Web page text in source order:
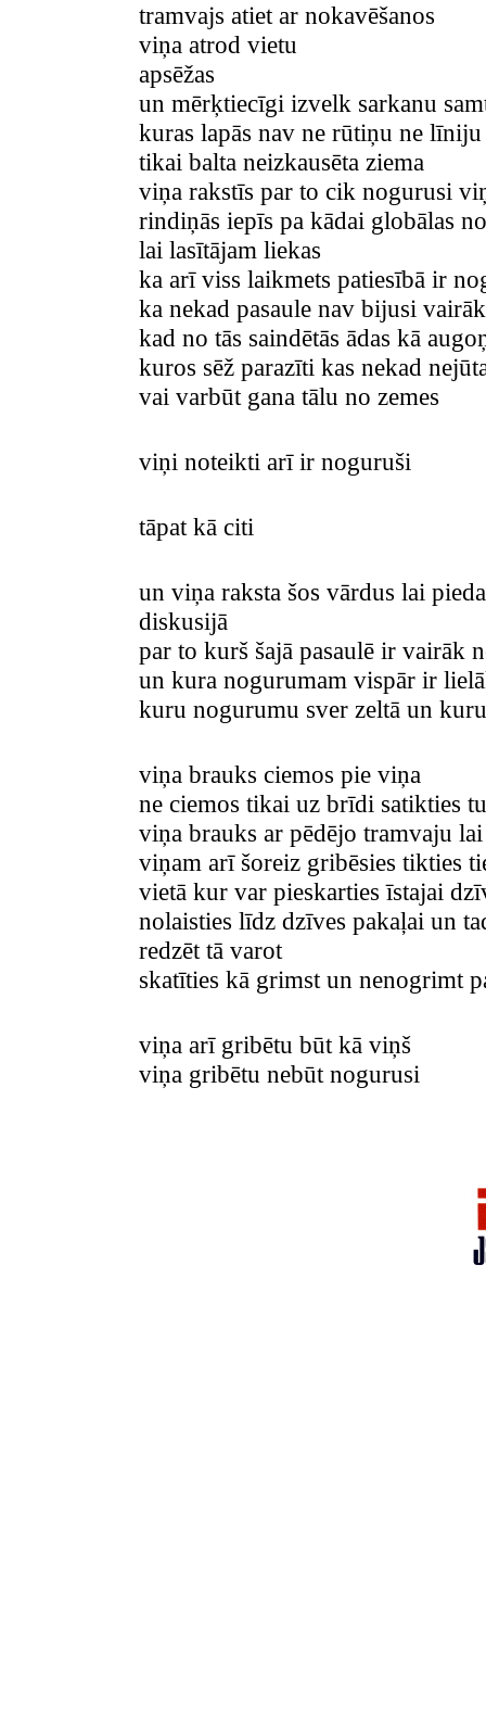
tramvajs atiet ar nokavēšanos
viņa atrod vietu
apsēžas
un mērķtiecīgi izvelk sarkanu
kuras lapās nav ne rūtiņu ne līniju
tikai balta neizkausēta ziema
viņa rakstīs par to cik nogurusi
rindiņās iepīs pa kādai globālas
lai lasītājam liekas
ka arī viss laikmets patiesībā ir
ka nekad pasaule nav bijusi
kad no tās saindētās ādas kā
kuros sēž parazīti kas nekad
vai varbūt gana tālu no zemes
viņi noteikti arī ir noguruši
tāpat kā citi
un viņa raksta šos vārdus lai
diskusijā
par to kurš šajā pasaulē ir vairāk
un kura nogurumam vispār ir
kuru nogurumu sver zeltā un
viņa brauks ciemos pie viņa
ne ciemos tikai uz brīdi satikties
viņa brauks ar pēdējo tramvaju
viņam arī šoreiz gribēsies tikties
vietā kur var pieskarties īstajai
nolaisties līdz dzīves pakaļai un
redzēt tā varot
skatīties kā grimst un nenogrimt
viņa arī gribētu būt kā viņš
viņa gribētu nebūt nogurusi